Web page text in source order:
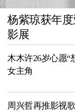
杨紫琼获年
影展
木木许26岁心愿“
女主角
周兴哲再推影视